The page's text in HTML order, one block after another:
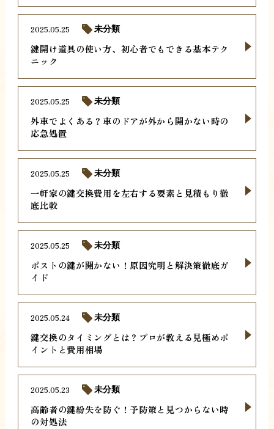
鍵開け道具の使い方、初心者でもできる基本テク
ニック
2025.05.25 未分類
外車でよくある？車のドアが外から開かない時の
応急処置
2025.05.25 未分類
一軒家の鍵交換費用を左右する要素と見積もり徹
底比較
2025.05.25 未分類
ポストの鍵が開かない！原因究明と解決策徹底ガ
イド
2025.05.25 未分類
鍵交換のタイミングとは？プロが教える見極めポ
イントと費用相場
2025.05.24 未分類
高齢者の鍵紛失を防ぐ！予防策と見つからない時
の対処法
2025.05.23 未分類